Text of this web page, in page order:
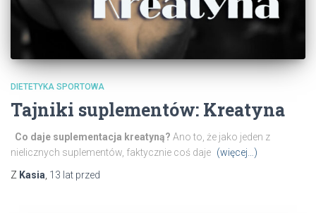
DIETETYKA SPORTOWA
Tajniki suplementów: Kreatyna
Co daje suplementacja kreatyną? Ano to, że jako jeden z
nielicznych suplementów, faktycznie coś daje (więcej…)
Z Kasia 13 lat przed